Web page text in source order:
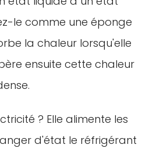
le comme une éponge
la chaleur lorsqu'elle
ensuite cette chaleur
? Elle alimente les
d'état le réfrigérant